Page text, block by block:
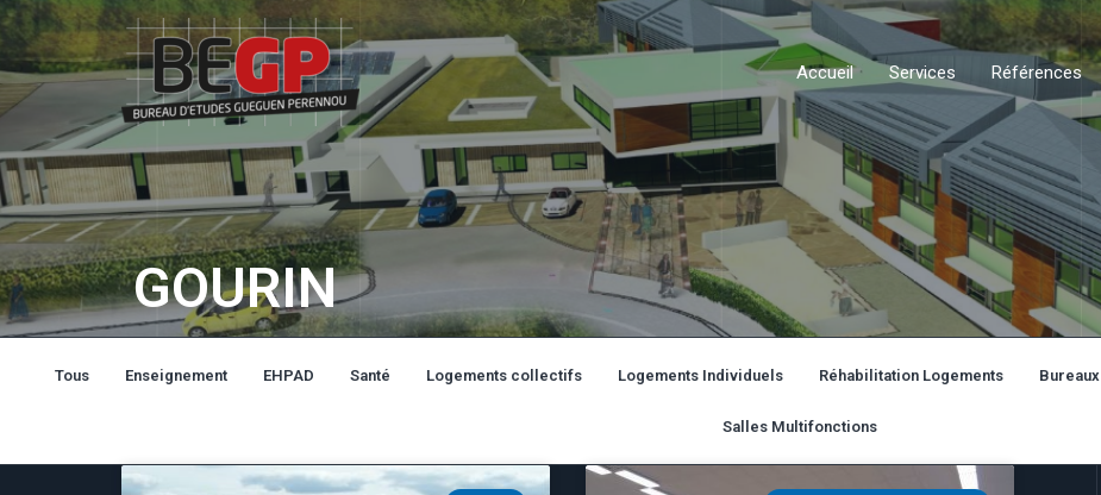
Accueil Services Références
GOURIN
Tous Enseignement EHPAD Santé Logements collectifs Logements Individuels Réhabilitation Logements Bureaux
Salles Multifonctions